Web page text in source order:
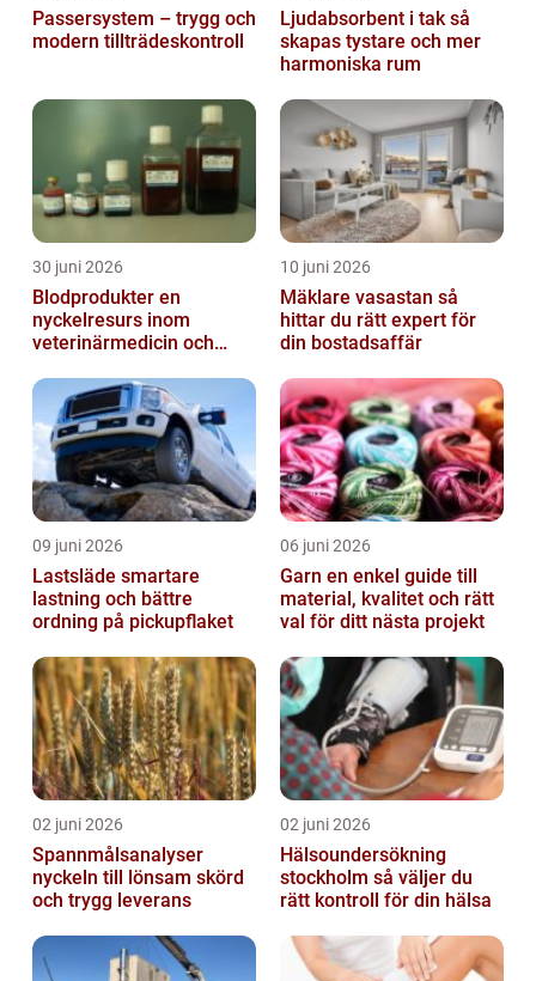
Passersystem – trygg och
modern tillträdeskontroll
Ljudabsorbent i tak så
skapas tystare och mer
harmoniska rum
30 juni 2026
Blodprodukter en
nyckelresurs inom
veterinärmedicin och
10 juni 2026
Mäklare vasastan så
hittar du rätt expert för
din bostadsaffär
09 juni 2026
Lastsläde smartare
lastning och bättre
ordning på pickupflaket
06 juni 2026
Garn en enkel guide till
material, kvalitet och rätt
val för ditt nästa projekt
02 juni 2026
Spannmålsanalyser
nyckeln till lönsam skörd
och trygg leverans
02 juni 2026
Hälsoundersökning
stockholm så väljer du
rätt kontroll för din hälsa